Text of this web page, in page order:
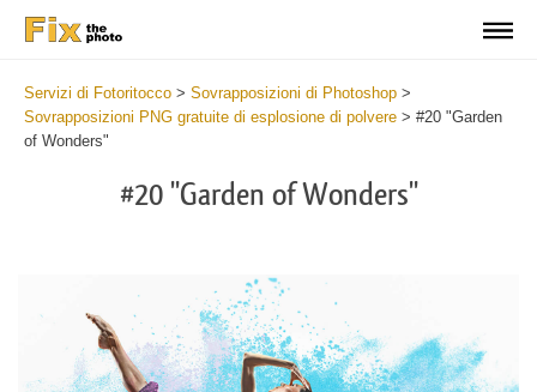
Servizi di Fotoritocco > Sovrapposizioni di Photoshop >
Sovrapposizioni PNG gratuite di esplosione di polvere > #20 "Garden
of Wonders"
#20 "Garden of Wonders"